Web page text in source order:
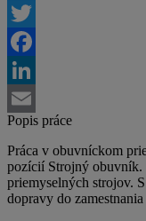
Twitter
Facebook
LinkedIn
Email
Popis práce
Práca v obuvníckom
pozícií Strojný obuvník.
priemyselných strojov.
dopravy do